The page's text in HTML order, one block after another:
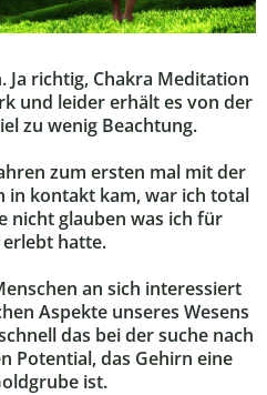
Ja richtig, Chakra Meditation
und leider erhält es von der
zu wenig Beachtung.
zum ersten mal mit der
in kontakt kam, war ich total
nicht glauben was ich für
hatte.
an sich interessiert
Aspekte unseres Wesens
das bei der suche nach
Potential, das Gehirn eine
ist.